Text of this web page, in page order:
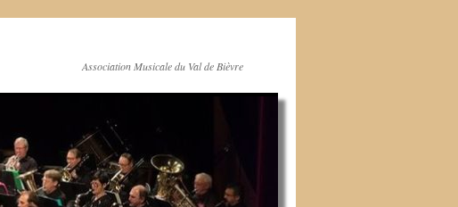
Association Musicale du Val de Bièvre